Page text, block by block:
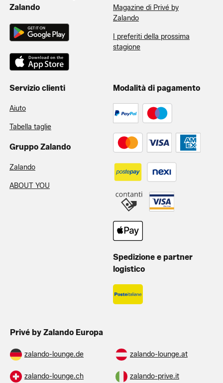
Zalando
Magazine di Privé by
Zalando
I preferiti della prossima
stagione
Servizio clienti
Aiuto
Tabella taglie
Gruppo Zalando
Zalando
ABOUT YOU
Modalità di pagamento
Spedizione e partner
logistico
Privé by Zalando Europa
zalando-lounge.de zalando-lounge.at
zalando-lounge.ch zalando-prive.it